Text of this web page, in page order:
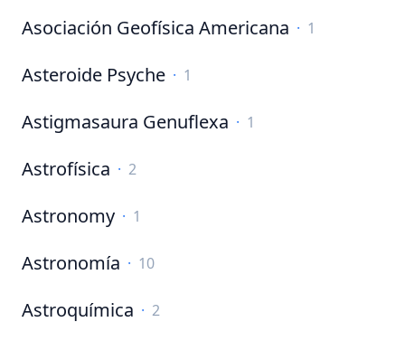
Asociación Geofísica Americana · 1
Asteroide Psyche · 1
Astigmasaura Genuflexa · 1
Astrofísica · 2
Astronomy · 1
Astronomía · 10
Astroquímica · 2